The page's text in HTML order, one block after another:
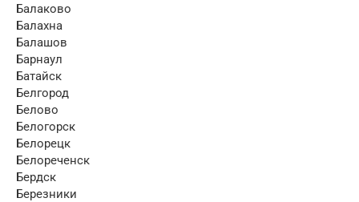
Балаково
Балахна
Балашов
Барнаул
Батайск
Белгород
Белово
Белогорск
Белорецк
Белореченск
Бердск
Березники